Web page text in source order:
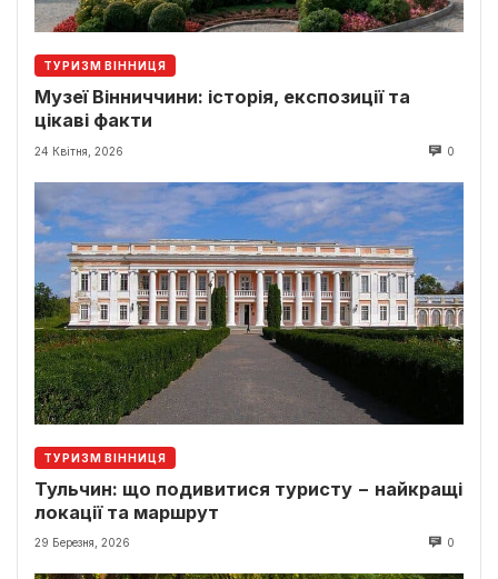
ТУРИЗМ ВІННИЦЯ
Музеї Вінниччини: історія, експозиції та
цікаві факти
24 Квітня, 2026 0
ТУРИЗМ ВІННИЦЯ
Тульчин: що подивитися туристу − найкращі
локації та маршрут
29 Березня, 2026 0